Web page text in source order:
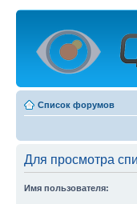
Список форумов
Для просмотра
Имя пользователя: